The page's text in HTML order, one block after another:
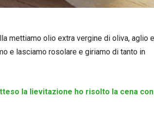
mettiamo olio extra vergine di oliva, aglio e
e lasciamo rosolare e giriamo di tanto in
la lievitazione ho risolto la cena con